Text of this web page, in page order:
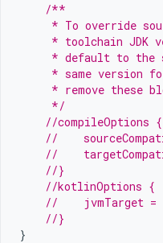
/**
* To override
* toolchain JDK
* default to the
* same version
* remove these
     */
//compileOptions {
//
//
//}
//kotlinOptions {
//    jvmTarget =
//}
}